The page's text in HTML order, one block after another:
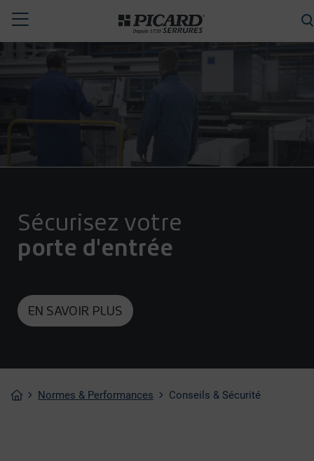
Toggle
navigation
Sécurisez votre
porte d'entrée
EN SAVOIR PLUS
Normes & Performances Conseils & Sécurité